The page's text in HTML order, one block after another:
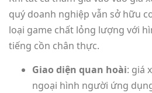
quý doanh nghiệp vẫn sở hữu
loại game chất lỏng lượng với
tiếng cồn chân thực.
Giao diện quan hoài: giá
ngoại hình người ứng